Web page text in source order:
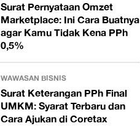
Surat Pernyataan Omzet
Marketplace: Ini Cara Buatnya
agar Kamu Tidak Kena PPh
0,5%
WAWASAN BISNIS
Surat Keterangan PPh Final
UMKM: Syarat Terbaru dan
Cara Ajukan di Coretax